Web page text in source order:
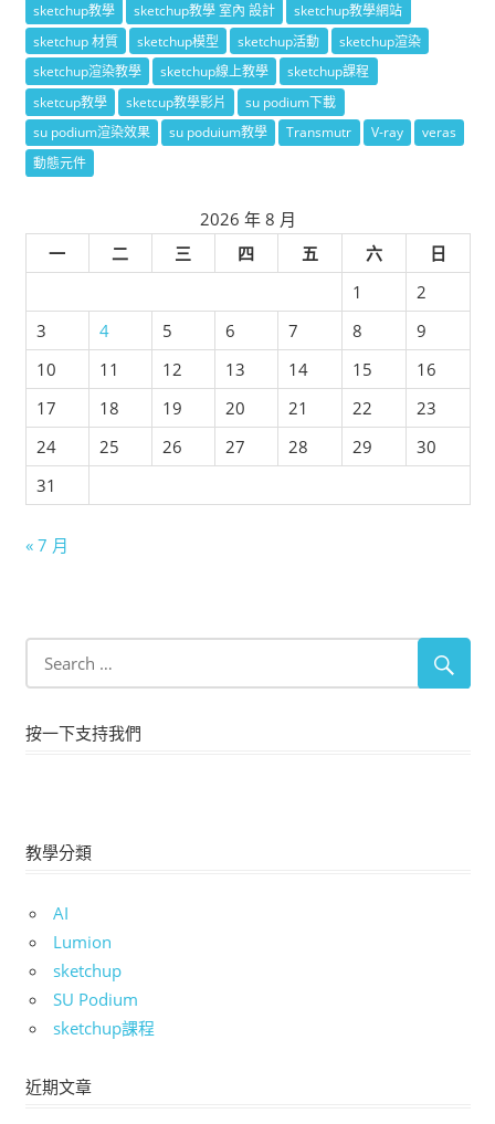
sketchup教學 sketchup教學 室內 設計
sketchup教學網站
sketchup 材質
sketchup模型 sketchup活動
sketchup渲染
sketchup渲染教學
sketchup線上教學
sketchup課程
sketcup教學
sketcup教學影片
su podium下載
su podium渲染效果
su poduium教學 Transmutr V-ray
veras
動態元件
2026 年 8 月
一
二 三 四 五 六
日
1
2
3
4 5 6 7 8
9
10
11 12 13 14 15
16
17
18 19 20 21 22
23
24
25 26 27 28 29
30
31
« 7 月
按一下支持我們
教學分類
AI
Lumion
sketchup
SU Podium
sketchup課程
近期文章